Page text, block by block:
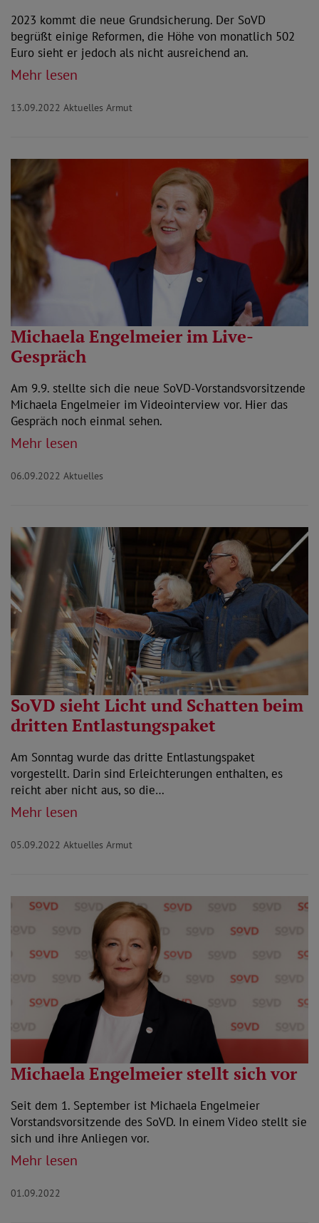
2023 kommt die neue Grundsicherung. Der SoVD
begrüßt einige Reformen, die Höhe von monatlich 502
Euro sieht er jedoch als nicht ausreichend an.
Mehr lesen
13.09.2022 Aktuelles Armut
Michaela Engelmeier im Live-
Gespräch
Am 9.9. stellte sich die neue SoVD-Vorstandsvorsitzende
Michaela Engelmeier im Videointerview vor. Hier das
Gespräch noch einmal sehen.
Mehr lesen
06.09.2022 Aktuelles
SoVD sieht Licht und Schatten beim
dritten Entlastungspaket
Am Sonntag wurde das dritte Entlastungspaket
vorgestellt. Darin sind Erleichterungen enthalten, es
reicht aber nicht aus, so die…
Mehr lesen
05.09.2022 Aktuelles Armut
Michaela Engelmeier stellt sich vor
Seit dem 1. September ist Michaela Engelmeier
Vorstandsvorsitzende des SoVD. In einem Video stellt sie
sich und ihre Anliegen vor.
Mehr lesen
01.09.2022